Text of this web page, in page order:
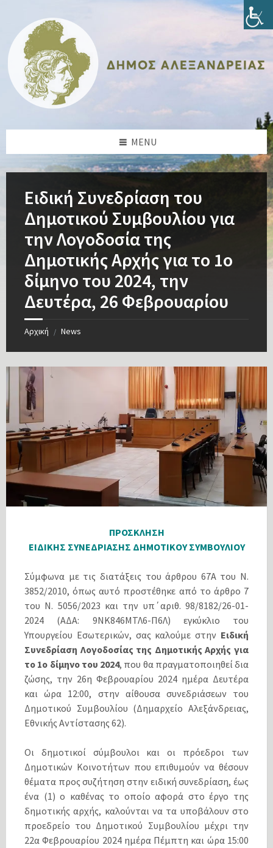
content
sidebar
sidebar
footer
MENU
Ειδική Συνεδρίαση του
Δημοτικού Συμβουλίου για
την Λογοδοσία της
Δημοτικής Αρχής για το 1ο
δίμηνο του 2024, την
Δευτέρα, 26 Φεβρουαρίου
Αρχική / News
ΠΡΟΣΚΛΗΣΗ
ΕΙΔΙΚΗΣ ΣΥΝΕΔΡΙΑΣΗΣ ΔΗΜΟΤΙΚΟΥ ΣΥΜΒΟΥΛΙΟΥ
Σύμφωνα με τις διατάξεις του άρθρου 67Α του Ν.
3852/2010, όπως αυτό προστέθηκε από το άρθρο 7
του N. 5056/2023 και την υπ΄αριθ. 98/8182/26-01-
2024 (ΑΔΑ: 9ΝΚ846ΜΤΛ6-Π6Λ) εγκύκλιο του
Υπουργείου Εσωτερικών, σας καλούμε στην Ειδική
Συνεδρίαση Λογοδοσίας της Δημοτικής Αρχής για
το 1ο δίμηνο του 2024, που θα πραγματοποιηθεί δια
ζώσης, την 26η Φεβρουαρίου 2024 ημέρα Δευτέρα
και ώρα 12:00, στην αίθουσα συνεδριάσεων του
Δημοτικού Συμβουλίου (Δημαρχείο Αλεξάνδρειας,
Εθνικής Αντίστασης 62).
Οι δημοτικοί σύμβουλοι και οι πρόεδροι των
Δημοτικών Κοινοτήτων που επιθυμούν να θέσουν
θέματα προς συζήτηση στην ειδική συνεδρίαση, έως
ένα (1) ο καθένας το οποίο αφορά στο έργο της
δημοτικής αρχής, καλούνται να τα υποβάλουν στο
προεδρείο του Δημοτικού Συμβουλίου μέχρι την
22α Φεβρουαρίου 2024 ημέρα Πέμπτη και ώρα 15:00